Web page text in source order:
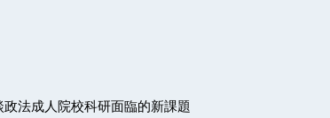
政法成人院校科研面臨的新課題